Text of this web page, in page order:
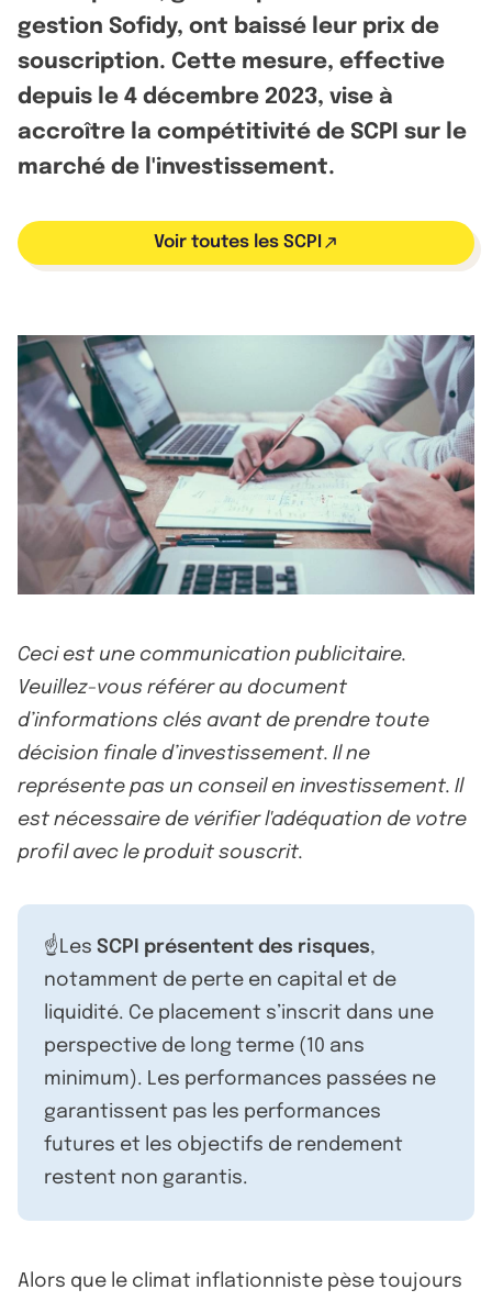
gestion Sofidy, ont baissé leur prix de
souscription. Cette mesure, effective
depuis le 4 décembre 2023, vise à
accroître la compétitivité de SCPI sur le
marché de l'investissement.
Voir toutes les SCPI
Ceci est une communication publicitaire.
Veuillez-vous référer au document
d’informations clés avant de prendre toute
décision finale d’investissement. Il ne
représente pas un conseil en investissement. Il
est nécessaire de vérifier l'adéquation de votre
profil avec le produit souscrit.
☝️Les SCPI présentent des risques,
notamment de perte en capital et de
liquidité. Ce placement s’inscrit dans une
perspective de long terme (10 ans
minimum). Les performances passées ne
garantissent pas les performances
futures et les objectifs de rendement
restent non garantis.
Alors que le climat inflationniste pèse toujours